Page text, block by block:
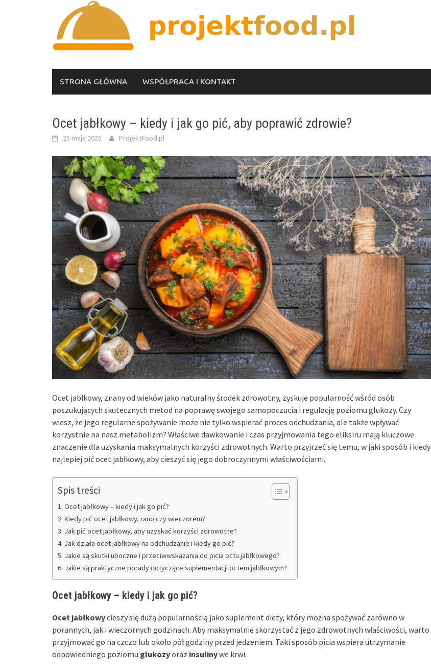
STRONA GŁÓWNA WSPÓŁPRACA I KONTAKT
Ocet jabłkowy – kiedy i jak go pić, aby poprawić zdrowie?
25 maja 2025 ProjektFood.pl
Ocet jabłkowy, znany od wieków jako naturalny środek zdrowotny, zyskuje popularność wśród osób
poszukujących skutecznych metod na poprawę swojego samopoczucia i regulację poziomu glukozy. Czy
wiesz, że jego regularne spożywanie może nie tylko wspierać proces odchudzania, ale także wpływać
korzystnie na nasz metabolizm? Właściwe dawkowanie i czas przyjmowania tego eliksiru mają kluczowe
znaczenie dla uzyskania maksymalnych korzyści zdrowotnych. Warto przyjrzeć się temu, w jaki sposób i kiedy
najlepiej pić ocet jabłkowy, aby cieszyć się jego dobroczynnymi właściwościami.
Spis treści
Ocet jabłkowy – kiedy i jak go pić?
Kiedy pić ocet jabłkowy, rano czy wieczorem?
Jak pić ocet jabłkowy, aby uzyskać korzyści zdrowotne?
Jak działa ocet jabłkowy na odchudzanie i kiedy go pić?
Jakie są skutki uboczne i przeciwwskazania do picia octu jabłkowego?
Jakie są praktyczne porady dotyczące suplementacji octem jabłkowym?
Ocet jabłkowy – kiedy i jak go pić?
Ocet jabłkowycieszy się dużą popularnością jako suplement diety, który można spożywać zarówno w
porannych, jak i wieczornych godzinach. Aby maksymalnie skorzystać z jego zdrowotnych właściwości, warto
przyjmować go na czczo lub około pół godziny przed jedzeniem. Taki sposób picia wspiera utrzymanie
odpowiedniego poziomu glukozyoraz insulinywe krwi.